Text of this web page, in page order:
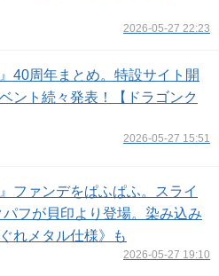
2026-05-27 22:23
』40周年まとめ。特設サイト開
ント続々発表！【ドラゴンク
2026-05-27 15:51
』ファンデをぱふぱふ。スライ
パフが貝印より登場。染み込み
れメタル仕様》も
2026-05-27 19:10